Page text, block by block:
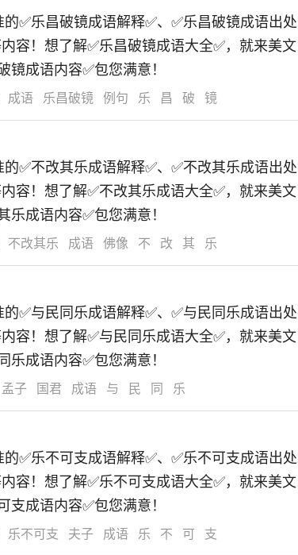
✅乐昌破镜成语解释✅、✅乐昌破镜成语出处
容！想了解✅乐昌破镜成语大全✅，就来美文
成语内容✅包您满意！
成语 乐昌破镜 例句 乐 昌 破 镜
✅不改其乐成语解释✅、✅不改其乐成语出处
容！想了解✅不改其乐成语大全✅，就来美文
成语内容✅包您满意！
不改其乐 成语 佛像 不 改 其 乐
✅与民同乐成语解释✅、✅与民同乐成语出处
容！想了解✅与民同乐成语大全✅，就来美文
成语内容✅包您满意！
孟子 国君 成语 与 民 同 乐
✅乐不可支成语解释✅、✅乐不可支成语出处
容！想了解✅乐不可支成语大全✅，就来美文
成语内容✅包您满意！
乐不可支 夫子 成语 乐 不 可 支